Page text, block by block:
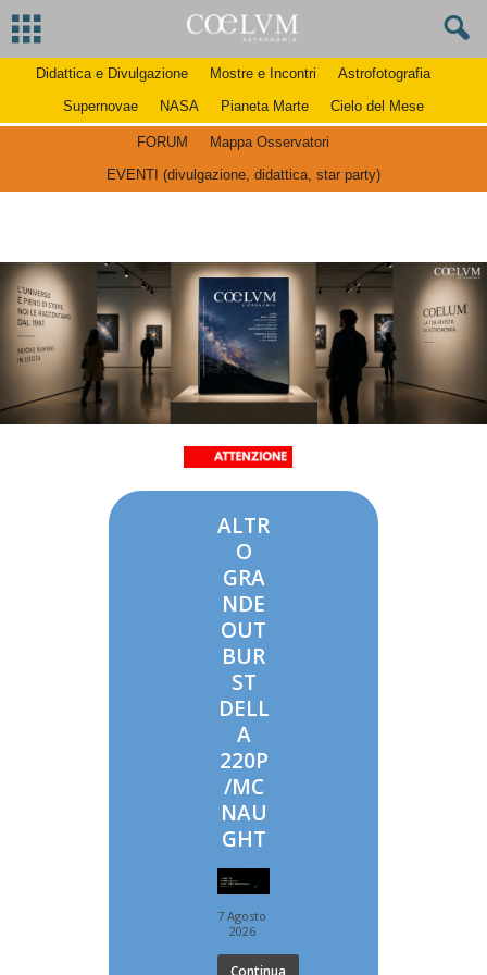
Didattica e Divulgazione Mostre e Incontri
Astrofotografia
Supernovae
NASA Pianeta Marte Cielo del Mese
FORUM
Mappa Osservatori
EVENTI (divulgazione, didattica, star party)
ALTR
O
GRA
NDE
OUT
BUR
ST
DELL
A
220P
/MC
NAU
GHT
7 Agosto
2026
Continua